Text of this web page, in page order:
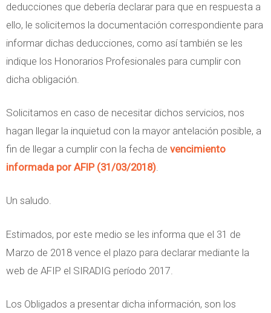
deducciones que debería declarar para que en respuesta a
ello, le solicitemos la documentación correspondiente para
informar dichas deducciones, como así también se les
indique los Honorarios Profesionales para cumplir con
dicha obligación.
Solicitamos en caso de necesitar dichos servicios, nos
hagan llegar la inquietud con la mayor antelación posible, a
fin de llegar a cumplir con la fecha de vencimiento
informada por AFIP (31/03/2018).
Un saludo.
Estimados, por este medio se les informa que el 31 de
Marzo de 2018 vence el plazo para declarar mediante la
web de AFIP el SIRADIG período 2017.
Los Obligados a presentar dicha información, son los